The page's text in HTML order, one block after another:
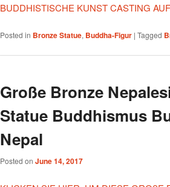
BUDDHISTISCHE KUNST CASTING
Posted in Bronze Statue, Buddha-Figur | Tagged
Große Bronze
Statue Buddhismus
Nepal
Posted on June 14, 2017